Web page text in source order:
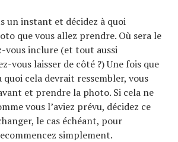
un instant et décidez à quoi
que vous allez prendre. Où sera le
vous inclure (et tout aussi
vous laisser de côté ?) Une fois que
quoi cela devrait ressembler, vous
et prendre la photo. Si cela ne
vous l’aviez prévu, décidez ce
le cas échéant, pour
simplement.